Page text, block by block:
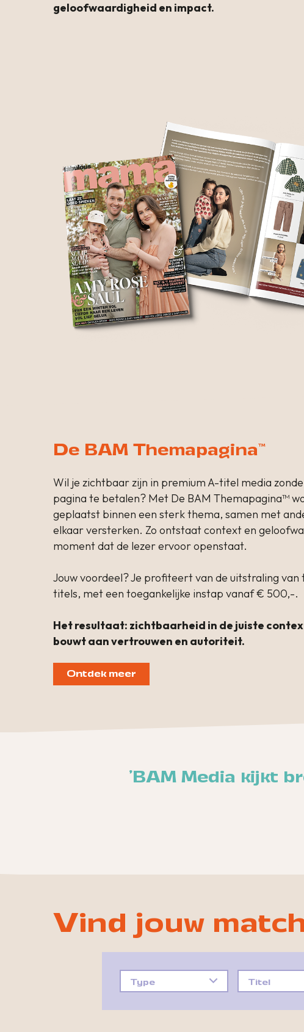
geloofwaardigheid en impact.
De BAM Themapagina™
Wil je zichtbaar zijn in premium A-titel media
pagina te betalen? Met De BAM Themapagina™
geplaatst binnen een sterk thema, samen met
elkaar versterken. Zo ontstaat context en
moment dat de lezer ervoor openstaat.
Jouw voordeel? Je profiteert van de uitstraling van
titels, met een toegankelijke instap vanaf € 500,-.
Het resultaat: zichtbaarheid in de juiste
bouwt aan vertrouwen en autoriteit.
Ontdek meer
'BAM Media kijkt
Vind jouw
Type Titel